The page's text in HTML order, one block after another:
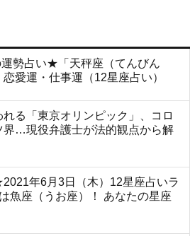
勢占い★「天秤座（てんびん
愛運・仕事運（12星座占い）
れる「東京オリンピック」、コロ
界…現役弁護士が法的観点から解
年6月3日（木）12星座占いラ
魚座（うお座）！ あなたの星座